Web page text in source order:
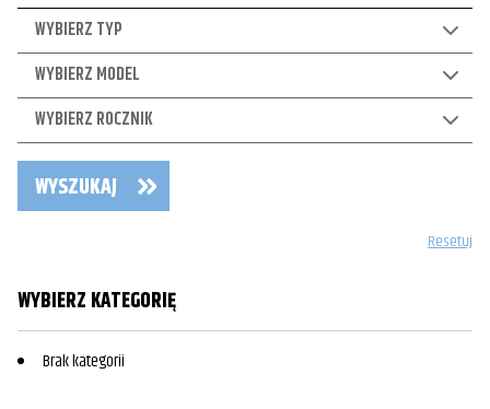
WYBIERZ TYP
WYBIERZ MODEL
WYBIERZ ROCZNIK
WYSZUKAJ
Resetuj
WYBIERZ KATEGORIĘ
Brak kategorii